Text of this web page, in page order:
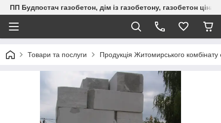
ПП Будпостач газобетон, дім із газобетону, газобетон
Товари та послуги Продукція Житомирського комбінату